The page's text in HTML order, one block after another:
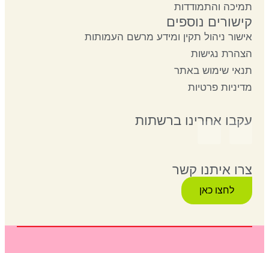
תמיכה והתמודדות
קישורים נוספים
אישור ניהול תקין ומידע מרשם העמותות
הצהרת נגישות
תנאי שימוש באתר
מדיניות פרטיות
עקבו אחרינו ברשתות
צרו איתנו קשר
לחצו כאן